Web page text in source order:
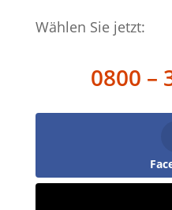
Wählen Sie jetzt:
0800 –